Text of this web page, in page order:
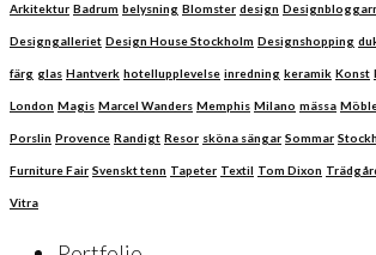
Arkitektur Badrum belysning Blomster design
Designgalleriet Design House Stockholm Designshopping
färg glas Hantverk hotellupplevelse inredning keramik Konst
London Magis Marcel Wanders Memphis Milano mässa
Porslin Provence Randigt Resor sköna sängar Sommar
Furniture Fair Svenskt tenn Tapeter Textil Tom Dixon
Vitra